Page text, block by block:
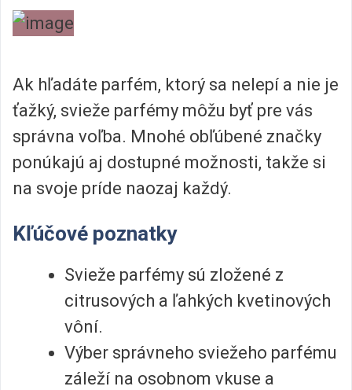
Ak hľadáte parfém, ktorý sa nelepí a nie je
ťažký, svieže parfémy môžu byť pre vás
správna voľba. Mnohé obľúbené značky
ponúkajú aj dostupné možnosti, takže si
na svoje príde naozaj každý.
Kľúčové poznatky
Svieže parfémy sú zložené z
citrusových a ľahkých kvetinových
vôní.
Výber správneho sviežeho parfému
záleží na osobnom vkuse a